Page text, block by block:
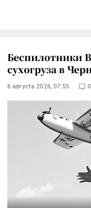
Беспилотники
сухогруза в
6 августа 2026, 07:55 0